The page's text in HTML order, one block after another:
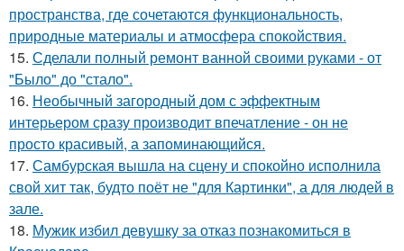
пространства, где сочетаются функциональность,
природные материалы и атмосфера спокойствия.
15. Сделали полный ремонт ванной своими руками - от
"Было" до "стало".
16. Необычный загородный дом с эффектным
интерьером сразу производит впечатление - он не
просто красивый, а запоминающийся.
17. Самбурская вышла на сцену и спокойно исполнила
свой хит так, будто поёт не "для Картинки", а для людей в
зале.
18. Мужик избил девушку за отказ познакомиться в